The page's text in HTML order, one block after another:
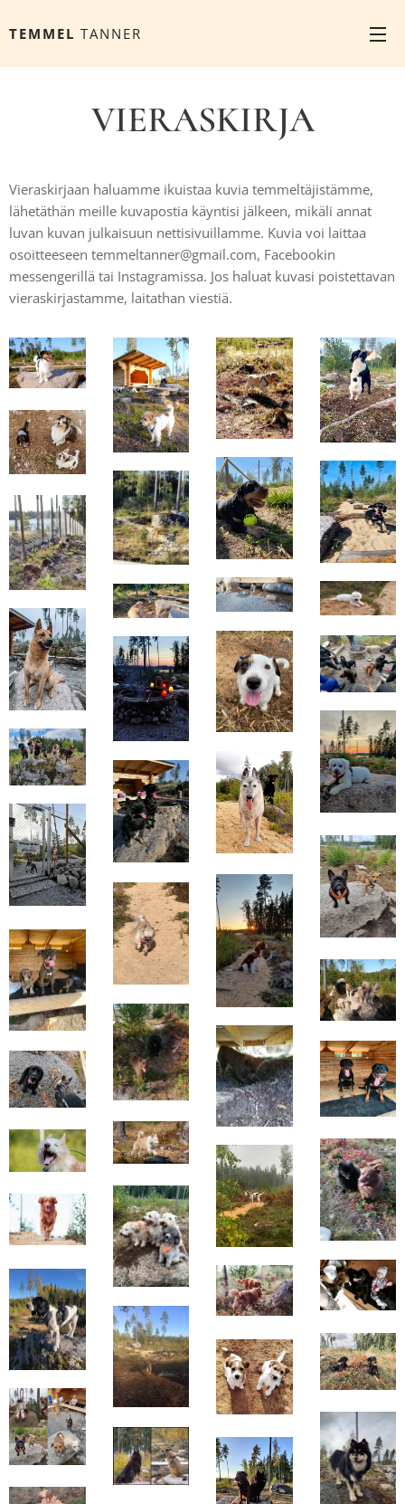
TEMMEL TANNER
VIERASKIRJA
Vieraskirjaan haluamme ikuistaa kuvia temmeltäjistämme,
lähetäthän meille kuvapostia käyntisi jälkeen, mikäli annat
luvan kuvan julkaisuun nettisivuillamme. Kuvia voi laittaa
osoitteeseen temmeltanner@gmail.com, Facebookin
messengerillä tai Instagramissa. Jos haluat kuvasi poistettavan
vieraskirjastamme, laitathan viestiä.